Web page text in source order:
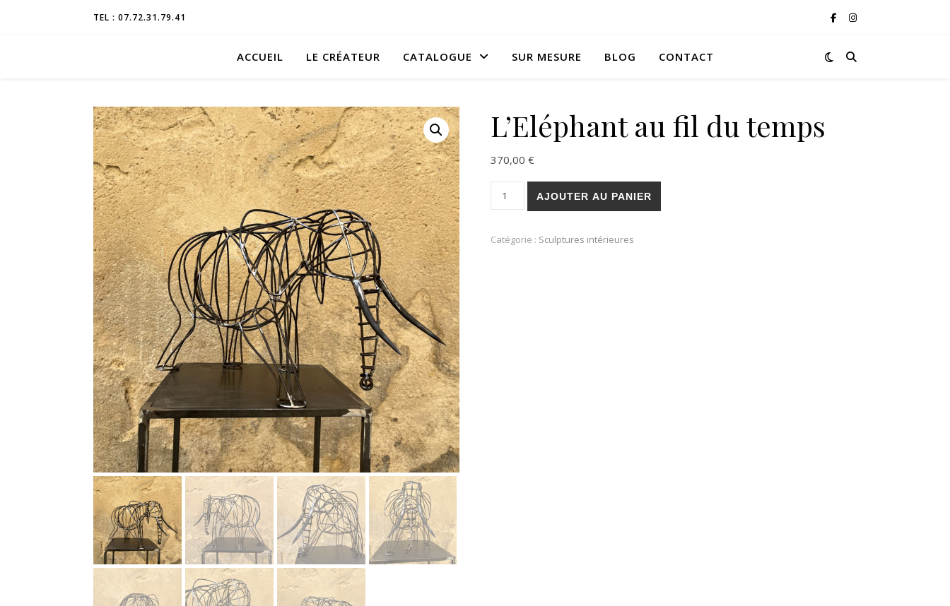
TEL : 07.72.31.79.41
ACCUEIL LE CRÉATEUR CATALOGUE SUR MESURE BLOG CONTACT
L’Eléphant au fil du temps
370,00 €
quantité de L'Eléphant au fil du temps
AJOUTER AU PANIER
Catégorie : Sculptures intérieures